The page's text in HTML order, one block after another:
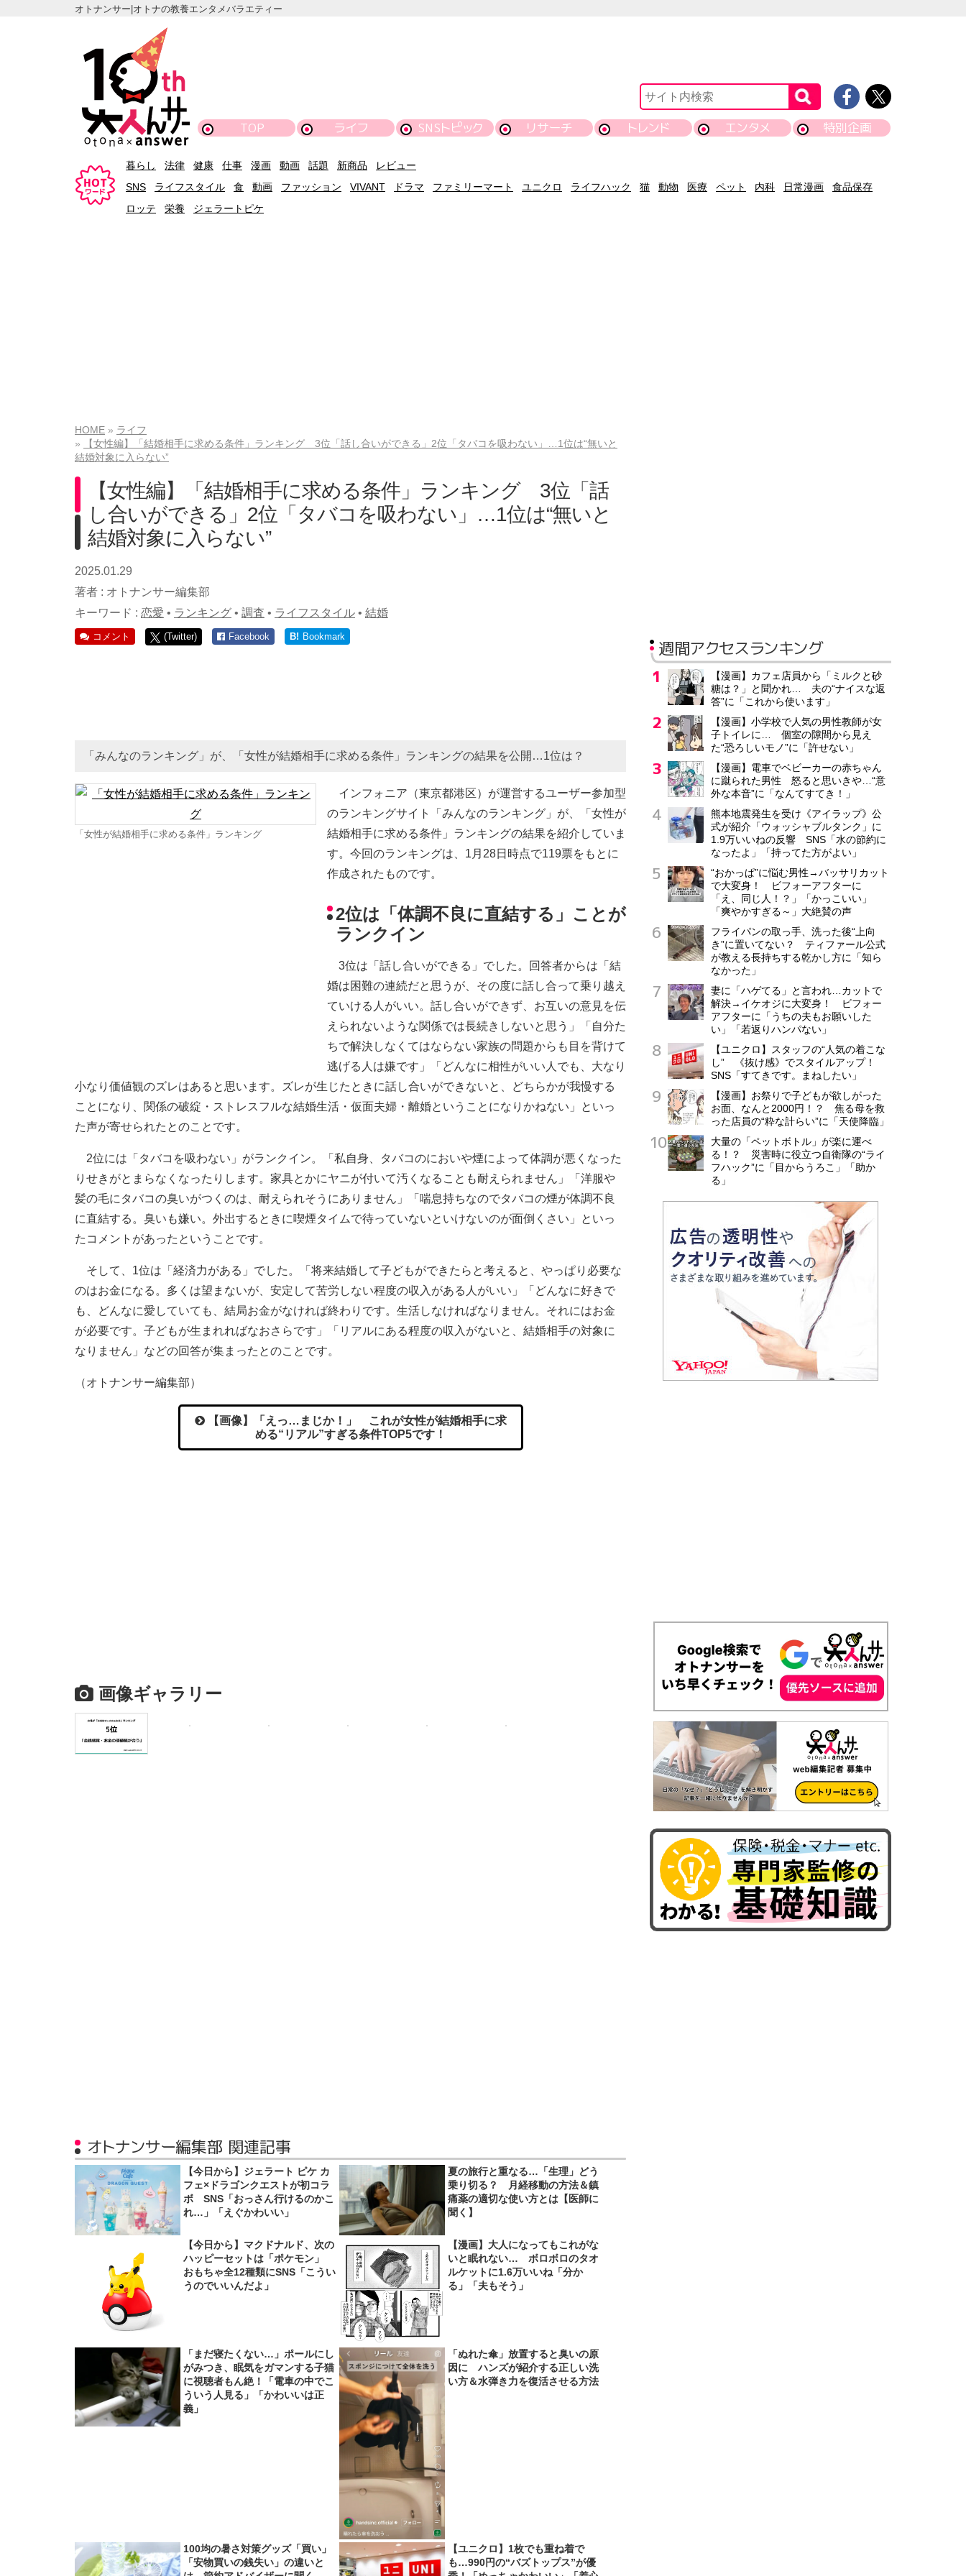
オトナンサー|オトナの教養エンタメバラエティー
TOP ライフ SNSトピック リサーチ トレンド エンタメ 特別企画
暮らし 法律 健康 仕事 漫画 動画 話題 新商品
レビュー
SNS
ライフスタイル 食 動画 ファッション VIVANT ドラマ ファミリーマート ユニクロ ライフハック 猫 動物 医療 ペット 内科 日常漫画
食品保存
ロッテ
栄養 ジェラートピケ
HOME
ライフ
【女性編】「結婚相手に求める条件」ランキング 3位「話し合いができる」2位「タバコを吸わない」…1位は“無いと
結婚対象に入らない”
【女性編】「結婚相手に求める条件」ランキング 3位「話
し合いができる」2位「タバコを吸わない」…1位は“無いと
結婚対象に入らない”
2025.01.29
著者 : オトナンサー編集部
キーワード : 恋愛 • ランキング • 調査 • ライフスタイル • 結婚
コメント (Twitter) Facebook B! Bookmark
「みんなのランキング」が、「女性が結婚相手に求める条件」ランキングの結果を公開…1位は？
「女性が結婚相手に求める条件」ランキング
インフォニア（東京都港区）が運営するユーザー参加型
のランキングサイト「みんなのランキング」が、「女性が
結婚相手に求める条件」ランキングの結果を紹介していま
す。今回のランキングは、1月28日時点で119票をもとに
作成されたものです。
2位は「体調不良に直結する」ことが
ランクイン
3位は「話し合いができる」でした。回答者からは「結
婚は困難の連続だと思うが、その度に話し合って乗り越え
ていける人がいい。話し合いができず、お互いの意見を伝
えられないような関係では長続きしないと思う」「自分た
ちで解決しなくてはならない家族の問題からも目を背けて
逃げる人は嫌です」「どんなに相性がいい人でも、大なり
小なり価値観のズレはあると思います。ズレが生じたときに話し合いができないと、どちらかが我慢する
ことになり、関係の破綻・ストレスフルな結婚生活・仮面夫婦・離婚ということになりかねない」といっ
た声が寄せられたとのことです。
2位には「タバコを吸わない」がランクイン。「私自身、タバコのにおいや煙によって体調が悪くなった
りせきがとまらなくなったりします。家具とかにヤニが付いて汚くなることも耐えられません」「洋服や
髪の毛にタバコの臭いがつくのは、耐えられそうにありません」「喘息持ちなのでタバコの煙が体調不良
に直結する。臭いも嫌い。外出するときに喫煙タイムで待っていないといけないのが面倒くさい」といっ
たコメントがあったということです。
そして、1位は「経済力がある」でした。「将来結婚して子どもができたらと考えると、やっぱり必要な
のはお金になる。多くは望まないが、安定して苦労しない程度の収入がある人がいい」「どんなに好きで
も、どんなに愛していても、結局お金がなければ終わりです。生活しなければなりません。それにはお金
が必要です。子どもが生まれればなおさらです」「リアルにある程度の収入がないと、結婚相手の対象に
なりません」などの回答が集まったとのことです。
（オトナンサー編集部）
【画像】「えっ…まじか！」 これが女性が結婚相手に求
める“リアル”すぎる条件TOP5です！
画像ギャラリー
オトナンサー編集部 関連記事
【今日から】ジェラート ピケ カ
フェ×ドラゴンクエストが初コラ
ボ SNS「おっさん行けるのかこ
れ…」「えぐかわいい」
夏の旅行と重なる…「生理」どう
乗り切る？ 月経移動の方法＆鎮
痛薬の適切な使い方とは【医師に
聞く】
【今日から】マクドナルド、次の
ハッピーセットは「ポケモン」
おもちゃ全12種類にSNS「こうい
うのでいいんだよ」
【漫画】大人になってもこれがな
いと眠れない… ボロボロのタオ
ルケットに1.6万いいね「分か
る」「夫もそう」
「まだ寝たくない…」ポールにし
がみつき、眠気をガマンする子猫
に視聴者もん絶！「電車の中でこ
ういう人見る」「かわいいは正
義」
「ぬれた傘」放置すると臭いの原
因に ハンズが紹介する正しい洗
い方＆水弾き力を復活させる方法
100均の暑さ対策グッズ「買い」
「安物買いの銭失い」の違いと
【ユニクロ】1枚でも重ね着で
も…990円の“バズトップス”が優
週間アクセスランキング
【漫画】カフェ店員から「ミルクと砂
糖は？」と聞かれ… 夫の“ナイスな返
答”に「これから使います」
【漫画】小学校で人気の男性教師が女
子トイレに… 個室の隙間から見え
た“恐ろしいモノ”に「許せない」
【漫画】電車でベビーカーの赤ちゃん
に蹴られた男性 怒ると思いきや…“意
外な本音”に「なんてすてき！」
熊本地震発生を受け《アイラップ》公
式が紹介「ウォッシャブルタンク」に
1.9万いいねの反響 SNS「水の節約に
なったよ」「持ってた方がよい」
“おかっぱ”に悩む男性→バッサリカット
で大変身！ ビフォーアフターに
「え、同じ人！？」「かっこいい」
「爽やかすぎる～」大絶賛の声
フライパンの取っ手、洗った後“上向
き”に置いてない？ ティファール公式
が教える長持ちする乾かし方に「知ら
なかった」
妻に「ハゲてる」と言われ…カットで
解決→イケオジに大変身！ ビフォー
アフターに「うちの夫もお願いした
い」「若返りハンパない」
【ユニクロ】スタッフの“人気の着こな
し” 《抜け感》でスタイルアップ！
SNS「すてきです。まねしたい」
【漫画】お祭りで子どもが欲しがった
お面、なんと2000円！？ 焦る母を救
った店員の“粋な計らい”に「天使降臨」
大量の「ペットボトル」が楽に運べ
る！？ 災害時に役立つ自衛隊の“ライ
フハック”に「目からうろこ」「助か
る」